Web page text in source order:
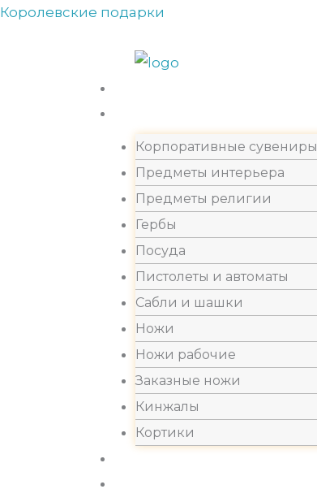
Перейти
Королевские подарки
Корпоративные сувениры
Предметы интерьера
Предметы религии
Гербы
Посуда
Пистолеты и автоматы
Сабли и шашки
Ножи
Ножи рабочие
Заказные ножи
Кинжалы
Кортики
Прокрутка